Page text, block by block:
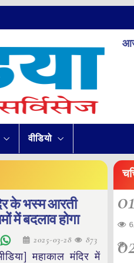
वीडियो
के भस्म आरती
में बदलाव होगा
2025-03-28 873
महाकाल मंदिर में
01